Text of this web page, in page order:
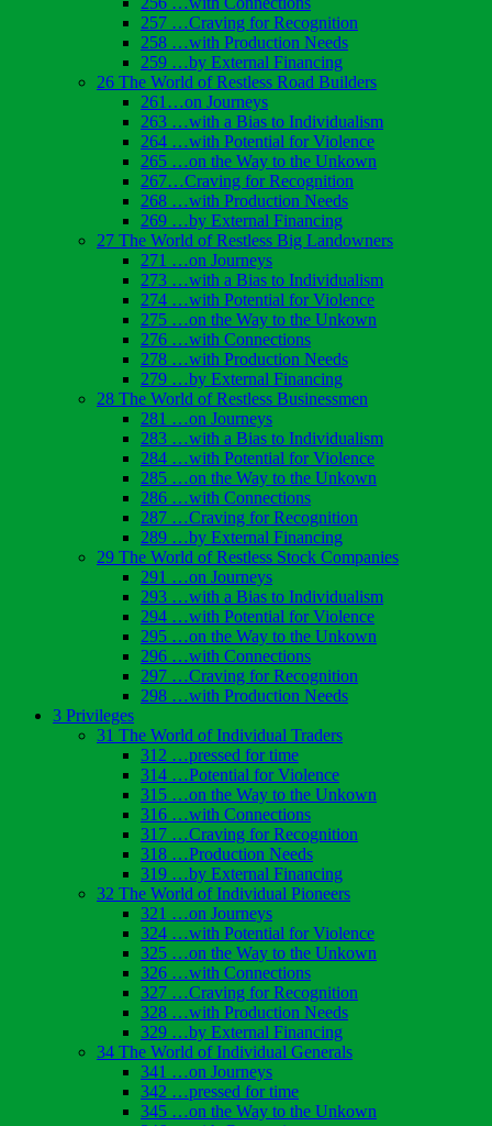
257 …Craving for Recognition
258 …with Production Needs
259 …by External Financing
26 The World of Restless Road Builders
261…on Journeys
263 …with a Bias to Individualism
264 …with Potential for Violence
265 …on the Way to the Unkown
267…Craving for Recognition
268 …with Production Needs
269 …by External Financing
27 The World of Restless Big Landowners
271 …on Journeys
273 …with a Bias to Individualism
274 …with Potential for Violence
275 …on the Way to the Unkown
276 …with Connections
278 …with Production Needs
279 …by External Financing
28 The World of Restless Businessmen
281 …on Journeys
283 …with a Bias to Individualism
284 …with Potential for Violence
285 …on the Way to the Unkown
286 …with Connections
287 …Craving for Recognition
289 …by External Financing
29 The World of Restless Stock Companies
291 …on Journeys
293 …with a Bias to Individualism
294 …with Potential for Violence
295 …on the Way to the Unkown
296 …with Connections
297 …Craving for Recognition
298 …with Production Needs
3 Privileges
31 The World of Individual Traders
312 …pressed for time
314 …Potential for Violence
315 …on the Way to the Unkown
316 …with Connections
317 …Craving for Recognition
318 …Production Needs
319 …by External Financing
32 The World of Individual Pioneers
321 …on Journeys
324 …with Potential for Violence
325 …on the Way to the Unkown
326 …with Connections
327 …Craving for Recognition
328 …with Production Needs
329 …by External Financing
34 The World of Individual Generals
341 …on Journeys
342 …pressed for time
345 …on the Way to the Unkown